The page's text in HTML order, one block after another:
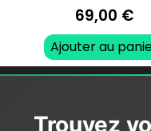
69,00 €
Ajouter au
Trouvez